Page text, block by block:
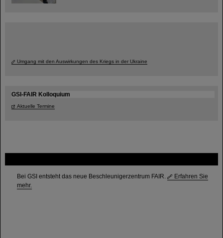
Bei GSI entsteht das neue Beschleunigerzentrum FAIR.
Erfahren Sie
mehr.
Umgang mit den Auswirkungen des Kriegs in der Ukraine
GSI-FAIR Kolloquium
Aktuelle Termine